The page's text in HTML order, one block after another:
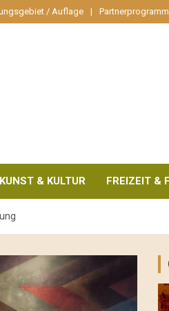
/ Auflage Partnerprogramm
KUNST & KULTUR FREIZEIT &